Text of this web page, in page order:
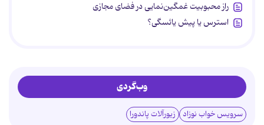
راز محبوبیت غمگین‌نمایی در فضای مجازی
استرس یا پیش یائسگی؟
وب‌گردی
سرویس خواب نوزاد زیورآلات پاندورا